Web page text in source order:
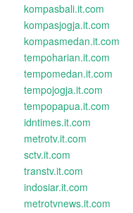
kompasbali.it.com
kompasjogja.it.com
kompasmedan.it.com
tempoharian.it.com
tempomedan.it.com
tempojogja.it.com
tempopapua.it.com
idntimes.it.com
metrotv.it.com
sctv.it.com
transtv.it.com
indosiar.it.com
metrotvnews.it.com